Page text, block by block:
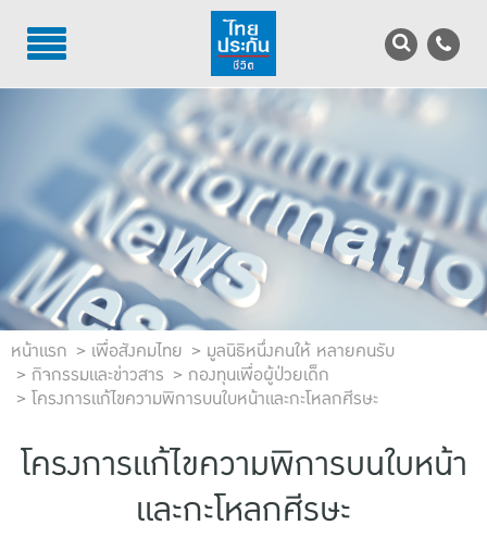
TH EN
บริการลูกค้า
บริการตัวแทน
รู้จักไทยประกันชีวิต
นักลงทุนสัมพันธ์
เพื่อสังคมไทย
ติดต่อไทยประกันชีวิต
บทความ
แบบประกันทั้งหมด
หน้าแรก เพื่อสังคมไทย
มูลนิธิหนึ่งคนให้ หลายคนรับ
กิจกรรมและข่าวสาร
กองทุนเพื่อผู้ป่วยเด็ก
โครงการแก้ไขความพิการบนใบหน้าและกะโหลกศีรษะ
โครงการแก้ไขความพิการบนใบหน้า
และกะโหลกศีรษะ